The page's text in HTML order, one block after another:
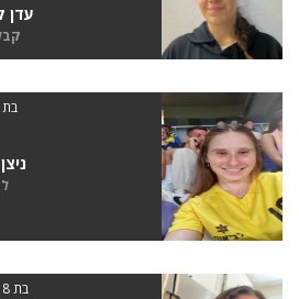
עדן
בת
בת 18 | 161